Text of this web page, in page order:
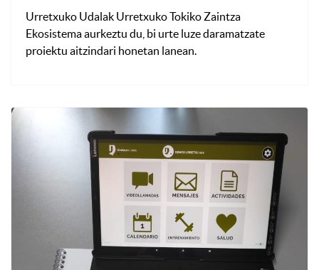
Urretxuko Udalak Urretxuko Tokiko Zaintza
Ekosistema aurkeztu du, bi urte luze daramatzate
proiektu aitzindari honetan lanean.